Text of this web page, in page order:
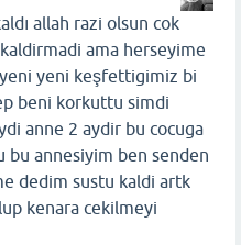
allah razi olsun cok
ama herseyime
yeni keşfettigimiz bi
beni korkuttu simdi
anne 2 aydir bu cocuga
bu annesiyim ben senden
dedim sustu kaldi artk
kenara cekilmeyi